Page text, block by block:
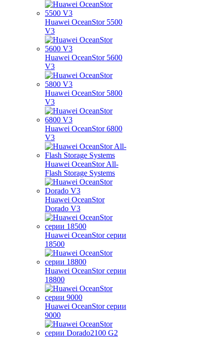
Huawei OceanStor 5500
V3
Huawei OceanStor 5600
V3
Huawei OceanStor 5800
V3
Huawei OceanStor 6800
V3
Huawei OceanStor All-
Flash Storage Systems
Huawei OceanStor
Dorado V3
Huawei OceanStor серии
18500
Huawei OceanStor серии
18800
Huawei OceanStor серии
9000